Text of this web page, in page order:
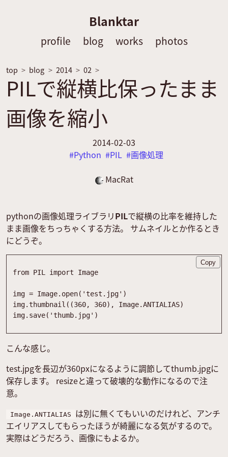
Blanktar
profile blog works photos
top blog 2014 02
PILで縦横比保ったまま
画像を縮小
2014-02-03
Python
PIL
画像処理
MacRat
pythonの画像処理ライブラリPILで縦横の比率を維持した
まま画像をちっちゃくする方法。 サムネイルとか作るとき
にどうぞ。
Copy
from PIL import Image
img = Image. open( ' test.jpg' )
img. thumbnail ( (360, 360) , Image.ANTIALIAS)
img. save( ' thumb.jpg' )
こんな感じ。
test.jpgを長辺が360pxになるように調節してthumb.jpgに
保存します。 resizeと違って破壊的な動作になるので注
意。
Image.ANTIALIAS
は別に無くてもいいのだけれど、アンチ
エイリアスしてもらったほうが綺麗になる気がするので。
実際はどうだろう、画像にもよるか。